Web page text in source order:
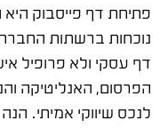
פתיחת דף פייסבוק
נוכחות ברשתות
דף עסקי ולא פרופיל
הפרסום, האנליטיקה
לנכס שיווקי אמיתי.